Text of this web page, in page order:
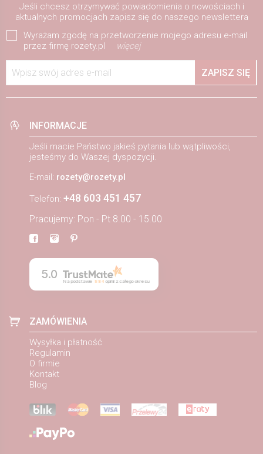
Jeśli chcesz otrzymywać powiadomienia o nowościach i
aktualnych promocjach zapisz się do naszego newslettera
Wyrażam zgodę na przetworzenie mojego adresu e-mail
przez firmę rozety.pl
więcej
Wpisz swój adres e-mail ZAPISZ SIĘ
INFORMACJE
Jeśli macie Państwo jakieś pytania lub wątpliwości,
jesteśmy do Waszej dyspozycji.
E-mail: rozety@rozety.pl
Telefon: +48 603 451 457
Pracujemy: Pon - Pt 8.00 - 15.00
5.0
Na podstawie 884opinii z całego okresu
ZAMÓWIENIA
Wysyłka i płatność
Regulamin
O firmie
Kontakt
Blog